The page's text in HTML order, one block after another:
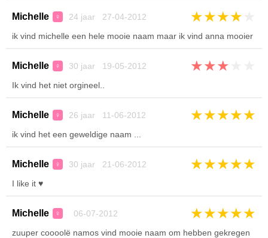
Michelle ♀ 24 jaar 27-04-2012 ★★★★
ik vind michelle een hele mooie naam maar ik vind anna mooier
Michelle ♀ 30 jaar 19-05-2012 ★★★
Ik vind het niet orgineel..
Michelle ♀ 26 jaar 11-06-2012 ★★★★★
ik vind het een geweldige naam ...
Michelle ♀ 30 jaar 21-06-2012 ★★★★★
I like it ♥
Michelle ♀ 06-07-2012 ★★★★★
zuuper coooolë namos vind mooie naam om hebben gekregen